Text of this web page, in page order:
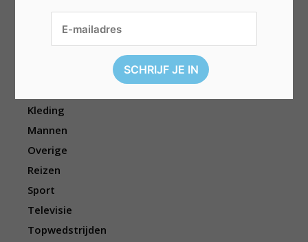
Dieren
Elektronica
Eten/drinken
Kleding
Mannen
Overige
Reizen
Sport
Televisie
Topwedstrijden